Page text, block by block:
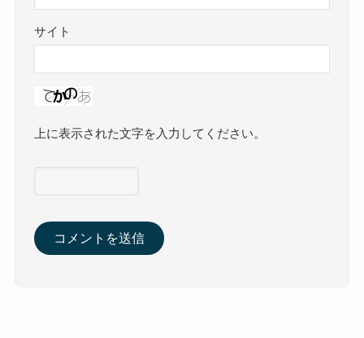
サイト
上に表示された文字を入力してください。